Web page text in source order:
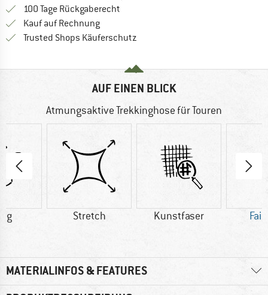
100 Tage Rückgaberecht
Kauf auf RechnungFinde die Zahlungs-Infos hier! Öffnet
Trusted Shops Käuferschutz
AUF EINEN BLICK
Atmungsaktive Trekkinghose für Touren
g Stretch Kunstfaser Fair
MATERIALINFOS & FEATURES